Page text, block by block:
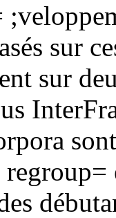
sur
sur